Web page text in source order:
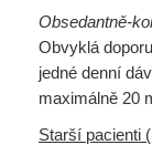
Obsedantně-
Obvyklá
jedné denní
maximálně 20
Starší pacienti